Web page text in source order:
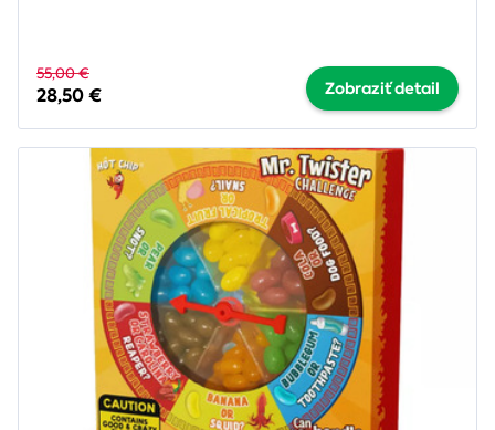
55,00 €
28,50 € Zobraziť detail